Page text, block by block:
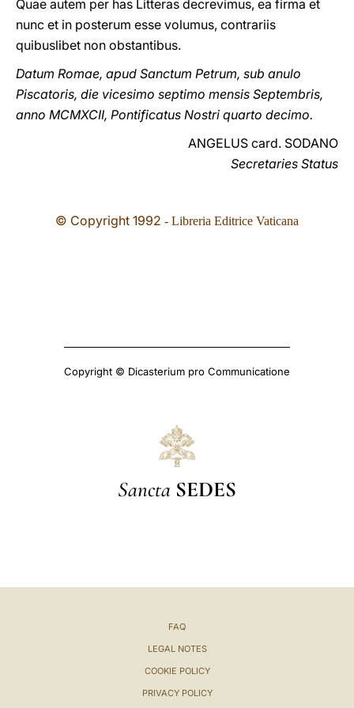
Quae autem per has Litteras decrevimus, ea firma et
nunc et in posterum esse volumus, contrariis
quibuslibet non obstantibus.
Datum Romae, apud Sanctum Petrum, sub anulo
Piscatoris, die vicesimo septimo mensis Septembris,
anno MCMXCII, Pontificatus Nostri quarto decimo.
ANGELUS card. SODANO
Secretaries Status
© Copyright 1992 - Libreria Editrice Vaticana
Copyright © Dicasterium pro Communicatione
Sancta SEDES
FAQ
LEGAL NOTES
COOKIE POLICY
PRIVACY POLICY